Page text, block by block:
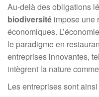
Au-delà des obligations
biodiversité impose une
économiques.
le paradigme en
entreprises innovantes,
intègrent la nature
Les entreprises sont